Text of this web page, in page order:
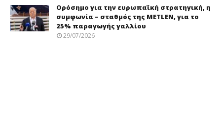
Ορόσημο για την ευρωπαϊκή στρατηγική, η
συμφωνία – σταθμός της METLEN, για το
25% παραγωγής γαλλίου
29/07/2026